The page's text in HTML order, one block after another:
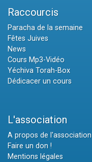
Raccourcis
Paracha de la semaine
Fêtes Juives
News
Cours Mp3-Vidéo
Yéchiva Torah-Box
Dédicacer un cours
L'association
A propos de l'association
Faire un don !
Mentions légales